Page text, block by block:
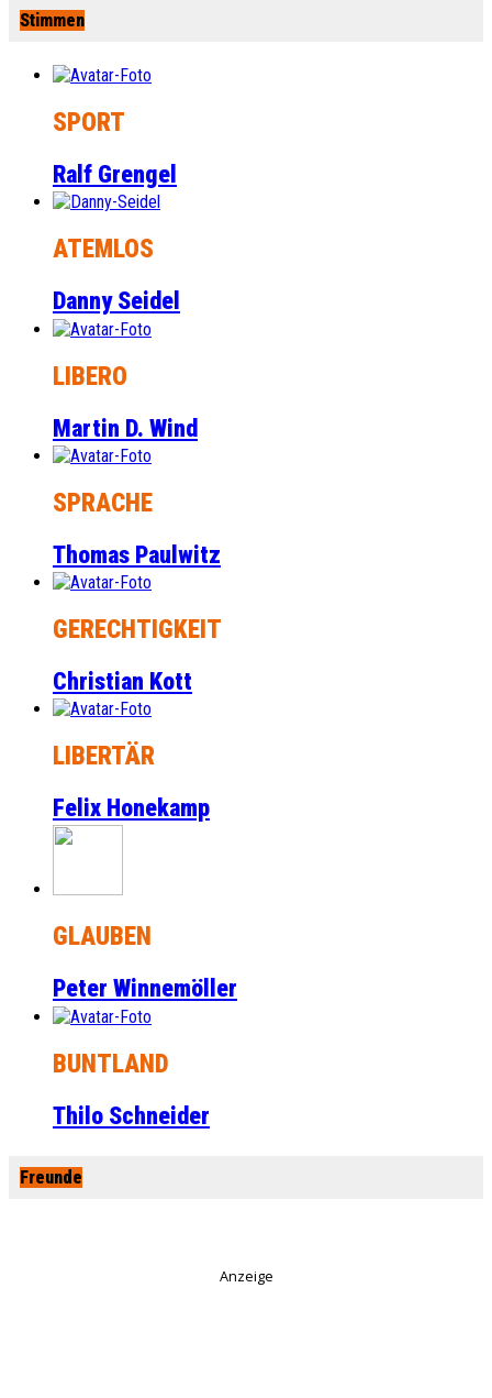
Stimmen
SPORT
Ralf Grengel
ATEMLOS
Danny Seidel
LIBERO
Martin D. Wind
SPRACHE
Thomas Paulwitz
GERECHTIGKEIT
Christian Kott
LIBERTÄR
Felix Honekamp
GLAUBEN
Peter Winnemöller
BUNTLAND
Thilo Schneider
Freunde
Anzeige